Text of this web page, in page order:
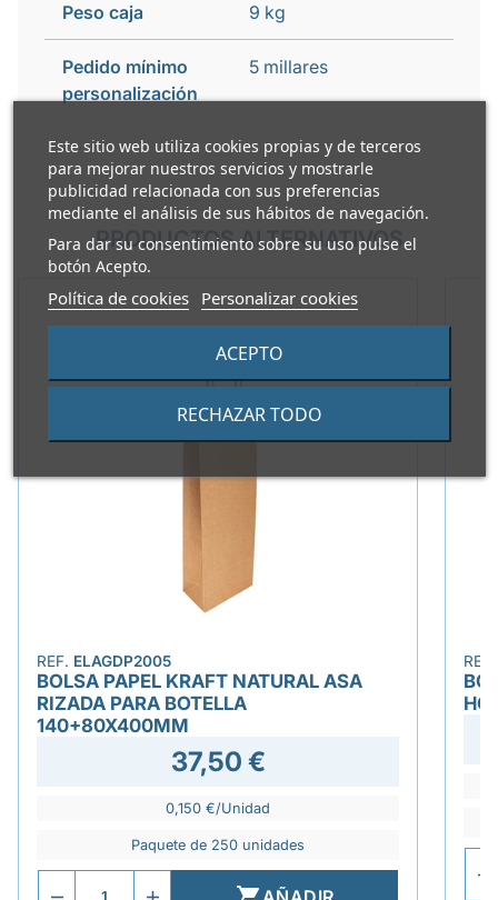
Este sitio web utiliza cookies propias y de terceros
para mejorar nuestros servicios y mostrarle
publicidad relacionada con sus preferencias
mediante el análisis de sus hábitos de navegación.
Para dar su consentimiento sobre su uso pulse el
botón Acepto.
Política de cookies Personalizar cookies
RECHAZAR TODO
ACEPTO
Peso caja 9 kg
Pedido mínimo
personalización
5 millares
PRODUCTOS ALTERNATIVOS
REF. ELAGDP2005
BOLSA PAPEL KRAFT NATURAL ASA
RIZADA PARA BOTELLA
140+80X400MM
37,50 €
0,150 €/Unidad
Paquete de 250 unidades